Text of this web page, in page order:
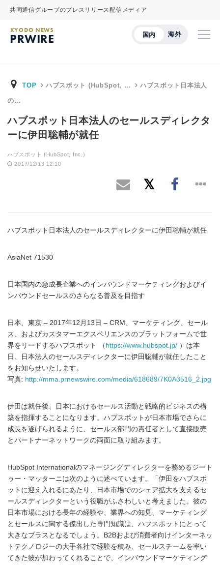
共同通信グループのプレスリリース配信メディア
国内 海外
KYODO NEWS
PRWIRE
TOP ハブスポット (HubSpot, … ハブスポット日本法人
の…
ハブスポット日本法人のセールスディレクタ
ーに伊田聡輔が就任
ハブスポット (HubSpot, Inc.)
2017/12/13 12:10
ハブスポット日本法人のセールスディレクターに伊田聡輔が就任
AsiaNet 71530
日本国内の急成長企業へのインバウンドマーケティングおよびイ
ンバウンドセールスのさらなる普及を目指す
日本、東京 – 2017年12月13日 – CRM、マーケティング、セール
ス、およびカスタマーエクスペリエンスのプラットフォームで世
界をリードするハブスポット （ https://www.hubspot.jp/ ）は本
日、日本法人のセールスディレクターに伊田聡輔が就任したこと
をお知らせいたします。
写真: http://mma.prnewswire.com/media/618689/7K0A3516_2.jpg
伊田は就任後、日本におけるセールス活動と戦略的ビジネスの構
築を指揮することになります。ハブスポットが日本市場でさらに
成長を遂げられるように、セールス部門の責任者として直接販売
とパートナーネットワークの両面に取り組みます。
HubSpot Internationalのマネージングディレクターを務めるジート
ゥー・マッターニは次のように述べています。「伊田をハブスポ
ットに迎え入れるにあたり、日本市場でのシェア拡大を支えるセ
ールスディレクターという役職がふさわしいと考えました。彼の
日本市場における長年の経験や、業界への知見、マーケティング
とセールスに関する傑出した専門知識は、ハブスポットにとって
大きなプラスとなるでしょう。B2Bおよび消費者向けインターネッ
トテクノロジーの大手各社で経験を積み、セールスチームを率い
てきた彼が加わってくれることで、インバウンドマーケティング